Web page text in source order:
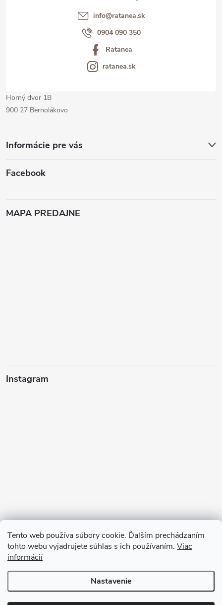
Tento web používa súbory cookie. Ďalším prechádzaním
tohto webu vyjadrujete súhlas s ich používaním. Viac
informácií
Nastavenie
Informácie pre vás
Facebook
info@ratanea.sk
0904 090 350
Ratanea
ratanea.sk
Horný dvor 1B
900 27 Bernolákovo
MAPA PREDAJNE
Instagram
Copyright 2026Ratanea.sk. Všetky práva vyhradené.Upraviť nastavenie
cookies